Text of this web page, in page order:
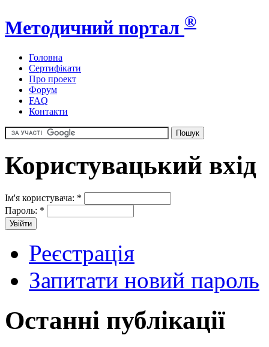
Методичний портал ®
Головна
Сертифікати
Про проект
Форум
FAQ
Контакти
Користувацький вхід
Ім'я користувача: *
Пароль: *
Реєстрація
Запитати новий пароль
Останні публікації